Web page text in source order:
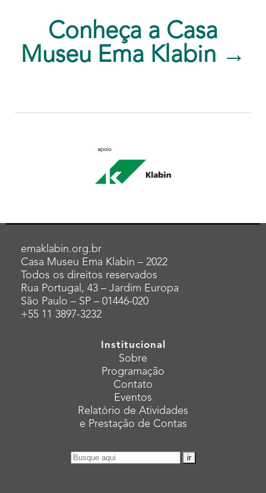
Conheça a Casa
Museu Ema Klabin →
emaklabin.org.br
Casa Museu Ema Klabin – 2022
Todos os direitos reservados
Rua Portugal, 43 – Jardim Europa
São Paulo – SP – 01446-020
+55 11 3897-3232
Institucional
Sobre
Programação
Contato
Eventos
Relatório de Atividades
e Prestação de Contas